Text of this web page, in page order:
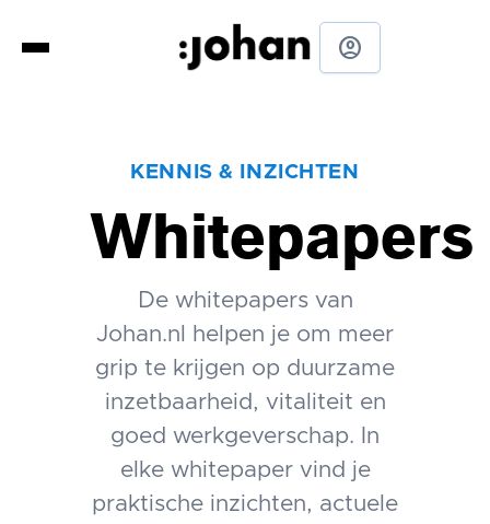
account_circle
KENNIS & INZICHTEN
Whitepapers
De whitepapers van
Johan.nl helpen je om meer
grip te krijgen op duurzame
inzetbaarheid, vitaliteit en
goed werkgeverschap. In
elke whitepaper vind je
praktische inzichten, actuele